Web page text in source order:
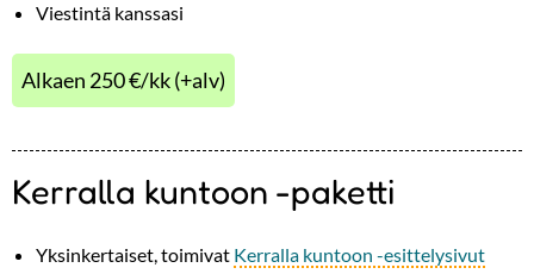
Viestintä kanssasi
Alkaen 250 €/kk (+alv)
Kerralla kuntoon -paketti
Yksinkertaiset, toimivat Kerralla kuntoon -esittelysivut